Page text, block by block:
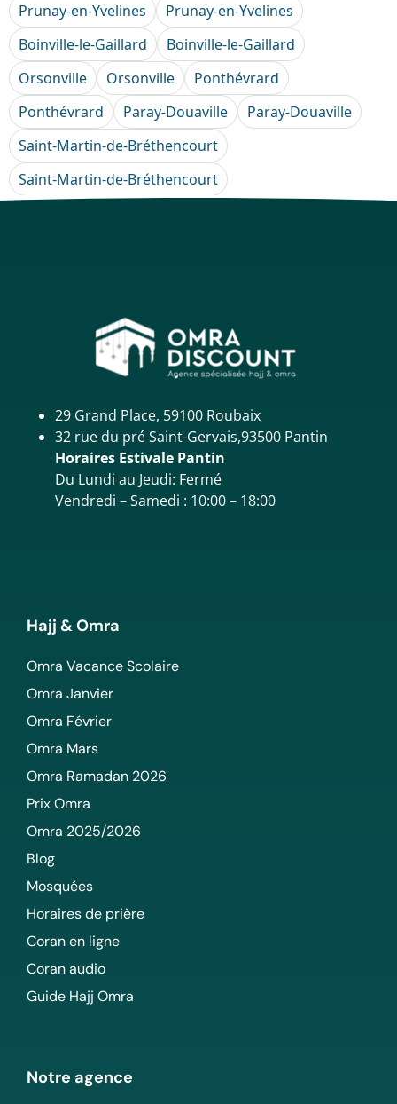
Prunay-en-Yvelines
Prunay-en-Yvelines
Boinville-le-Gaillard
Boinville-le-Gaillard
Orsonville
Orsonville
Ponthévrard
Ponthévrard
Paray-Douaville
Paray-Douaville
Saint-Martin-de-Bréthencourt
Saint-Martin-de-Bréthencourt
29 Grand Place, 59100 Roubaix
32 rue du pré Saint-Gervais,93500 Pantin
Horaires Estivale Pantin
Du Lundi au Jeudi: Fermé
Vendredi – Samedi : 10:00 – 18:00
Hajj & Omra
Omra Vacance Scolaire
Omra Janvier
Omra Février
Omra Mars
Omra Ramadan 2026
Prix Omra
Omra 2025/2026
Blog
Mosquées
Horaires de prière
Coran en ligne
Coran audio
Guide Hajj Omra
Notre agence